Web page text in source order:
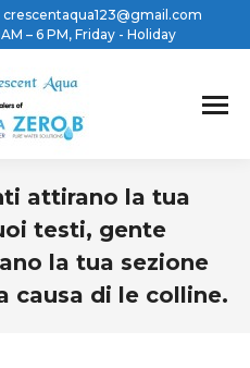
crescentaqua123@gmail.com
– 6 PM, Friday - Holiday
attirano la tua
testi, gente
la tua sezione
causa di le colline.